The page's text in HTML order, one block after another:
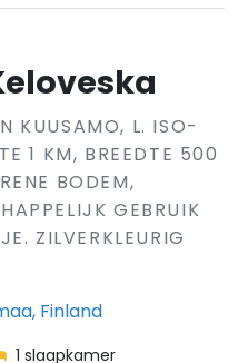
KUUSAMO, L. ISO-
1 KM, BREEDTE 500
BODEM,
GEBRUIK
ZILVERKLEURIG
Finland
1 slaapkamer